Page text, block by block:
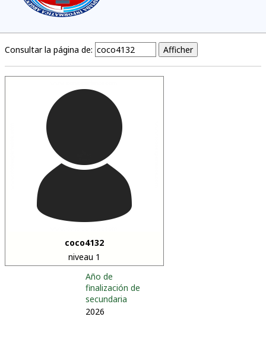
Consultar la página de:
coco4132
niveau 1
Año de
finalización de
secundaria
2026